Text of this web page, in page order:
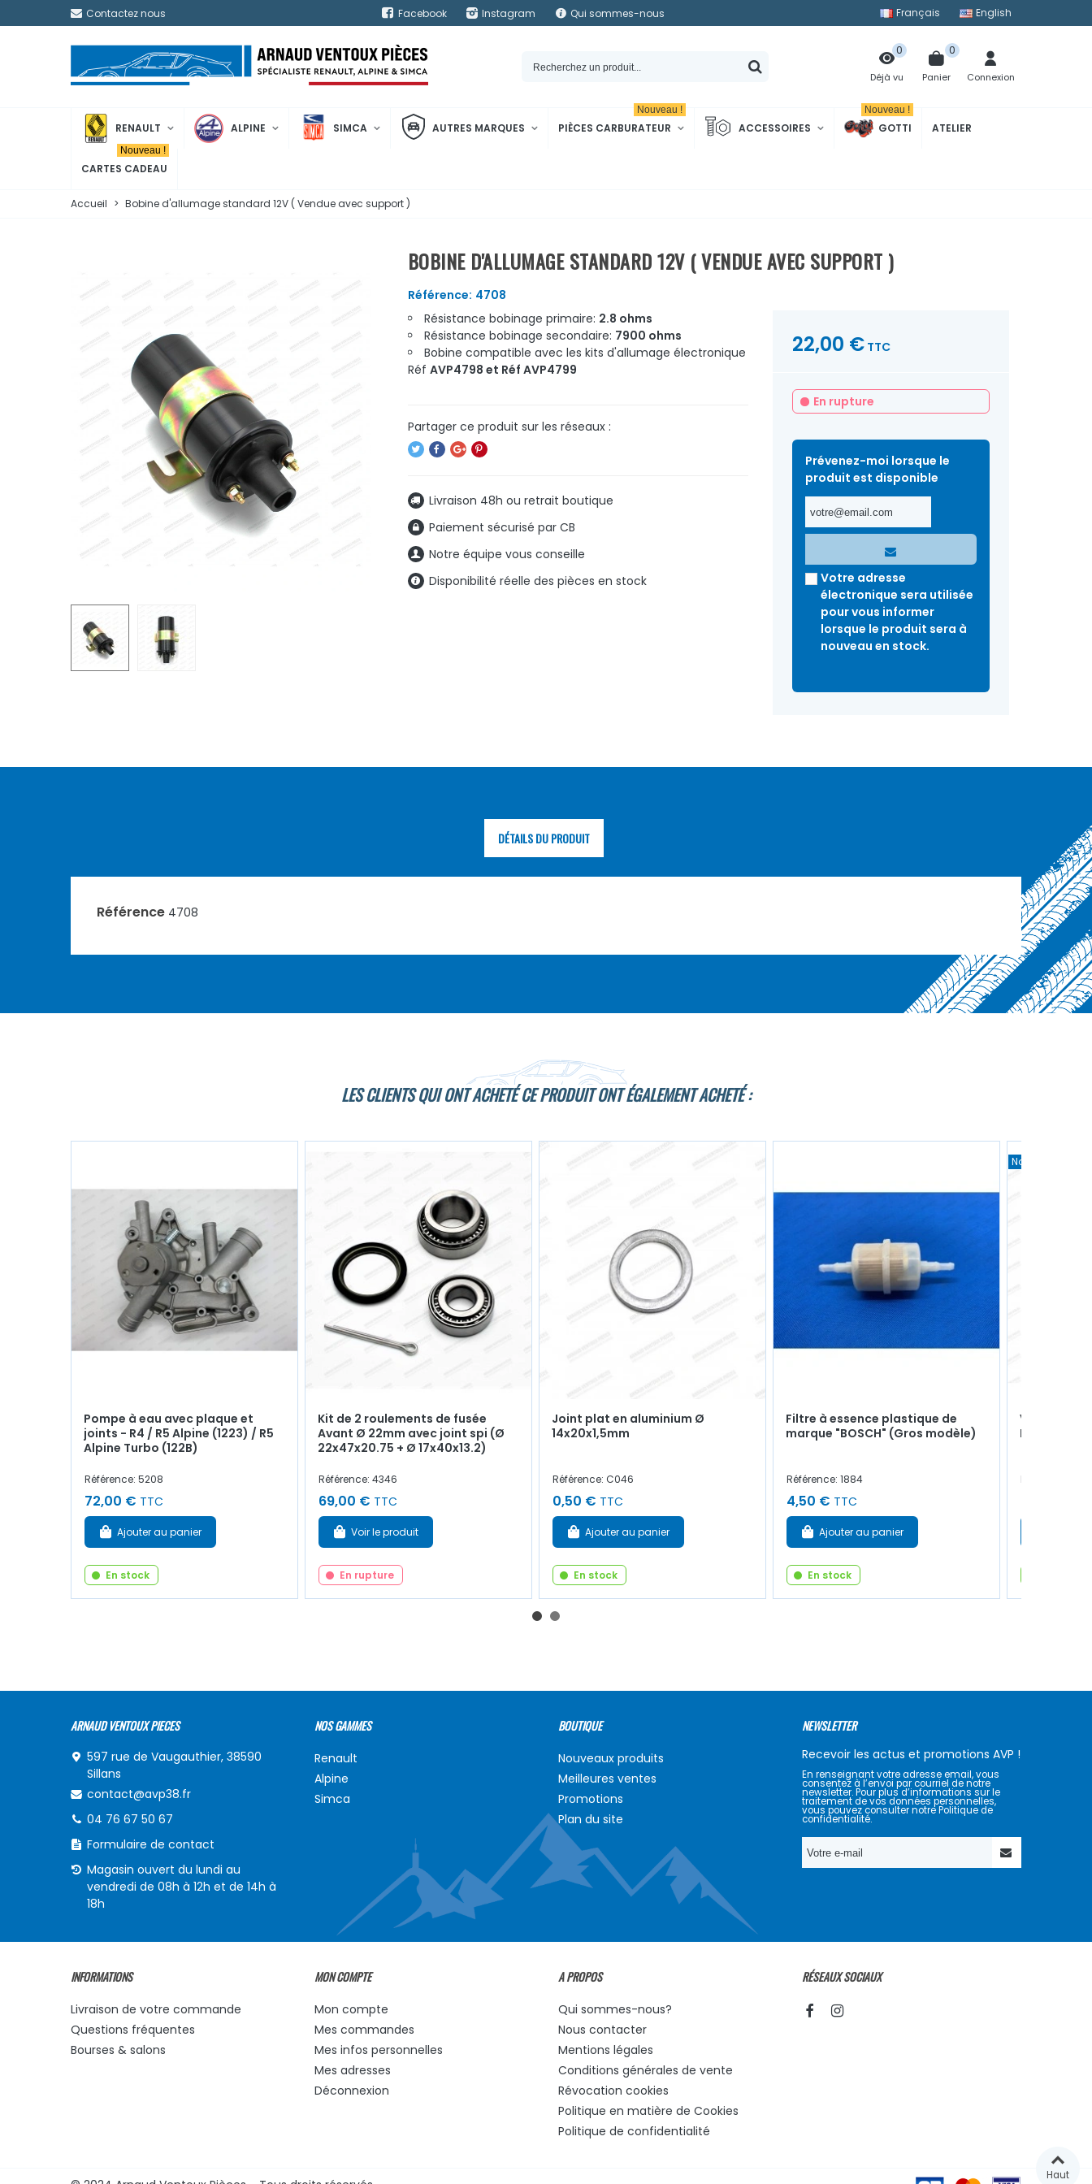
Contactez nous Facebook Instagram Qui sommes-nous Français English
Déjà vu
0
Panier
0
Connexion
RENAULT ALPINE SIMCA AUTRES MARQUES PIÈCES CARBURATEUR
Nouveau !
ACCESSOIRES GOTTI
Nouveau !
ATELIER
CARTES CADEAU
Nouveau !
Accueil > Bobine d'allumage standard 12V ( Vendue avec support )
BOBINE D'ALLUMAGE STANDARD 12V ( VENDUE AVEC SUPPORT )
Référence: 4708
Résistance bobinage primaire: 2.8 ohms
Résistance bobinage secondaire: 7900 ohms
Bobine compatible avec les kits d'allumage électronique
Réf AVP4798 et Réf AVP4799
Livraison 48h ou retrait boutique
Paiement sécurisé par CB
Notre équipe vous conseille
Disponibilité réelle des pièces en stock
22,00 € TTC
En rupture
Prévenez-moi lorsque le
produit est disponible
Votre adresse
électronique sera utilisée
pour vous informer
lorsque le produit sera à
nouveau en stock.
DÉTAILS DU PRODUIT
Référence 4708
LES CLIENTS QUI ONT ACHETÉ CE PRODUIT ONT ÉGALEMENT ACHETÉ :
Pompe à eau avec plaque et
joints - R4 / R5 Alpine (1223) / R5
Alpine Turbo (122B)
Référence: 5208
72,00 € TTC
Ajouter au panier
En stock
Kit de 2 roulements de fusée
Avant Ø 22mm avec joint spi (Ø
22x47x20.75 + Ø 17x40x13.2)
Référence: 4346
69,00 € TTC
Voir le produit
En rupture
Joint plat en aluminium Ø
14x20x1,5mm
Référence: C046
0,50 € TTC
Ajouter au panier
En stock
Filtre à essence plastique de
marque "BOSCH" (Gros modèle)
Référence: 1884
4,50 € TTC
Ajouter au panier
En stock
Nouveau
Vis
Ducellier
Référence:
ARNAUD VENTOUX PIECES
597 rue de Vaugauthier, 38590
Sillans
contact@avp38.fr
04 76 67 50 67
Formulaire de contact
Magasin ouvert du lundi au
vendredi de 08h à 12h et de 14h à
18h
NOS GAMMES
Renault
Alpine
Simca
BOUTIQUE
Nouveaux produits
Meilleures ventes
Promotions
Plan du site
NEWSLETTER
Recevoir les actus et promotions AVP !
En renseignant votre adresse email, vous
consentez à l’envoi par courriel de notre
newsletter. Pour plus d’informations sur le
traitement de vos données personnelles,
vous pouvez consulter notre Politique de
confidentialité.
INFORMATIONS
Livraison de votre commande
Questions fréquentes
Bourses & salons
MON COMPTE
Mon compte
Mes commandes
Mes infos personnelles
Mes adresses
Déconnexion
A PROPOS
Qui sommes-nous?
Nous contacter
Mentions légales
Conditions générales de vente
Révocation cookies
Politique en matière de Cookies
Politique de confidentialité
RÉSEAUX SOCIAUX
Haut